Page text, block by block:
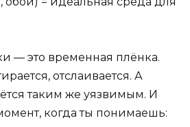
— это временная плёнка.
отслаивается. А
таким же уязвимым. И
момент, когда ты понимаешь: